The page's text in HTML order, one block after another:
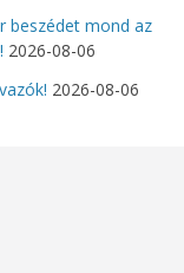
beszédet mond az
2026-08-06
2026-08-06